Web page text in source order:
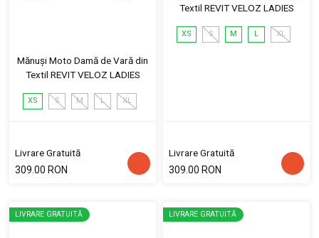
Mănuși Moto Damă de Vară din
Textil REVIT VELOZ LADIES
XS S M L XL
Livrare Gratuită
309.00 RON
Textil REVIT VELOZ LADIES
XS S M L XL
Livrare Gratuită
309.00 RON
LIVRARE GRATUITĂ LIVRARE GRATUITĂ